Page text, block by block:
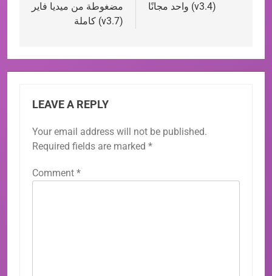
مضغوطة من ميديا فاير
كاملة (v3.7)
واحد مجانًا (v3.4)
LEAVE A REPLY
Your email address will not be published.
Required fields are marked *
Comment *